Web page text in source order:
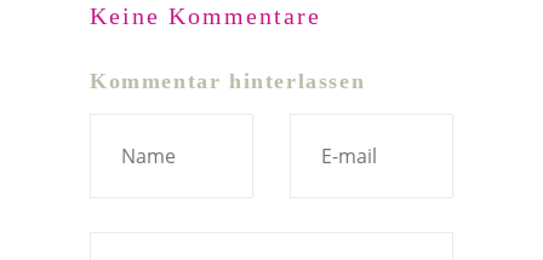
Keine Kommentare
Kommentar hinterlassen